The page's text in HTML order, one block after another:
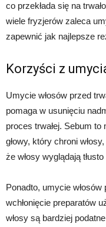
co przekłada się na
wiele fryzjerów zaleca
zapewnić jak najlepsze
Korzyści z
Umycie włosów przed
pomaga w usunięciu
proces trwałej. Sebum
głowy, który chroni
że włosy wyglądają
Ponadto, umycie włosów
wchłonięcie preparatów
włosy są bardziej